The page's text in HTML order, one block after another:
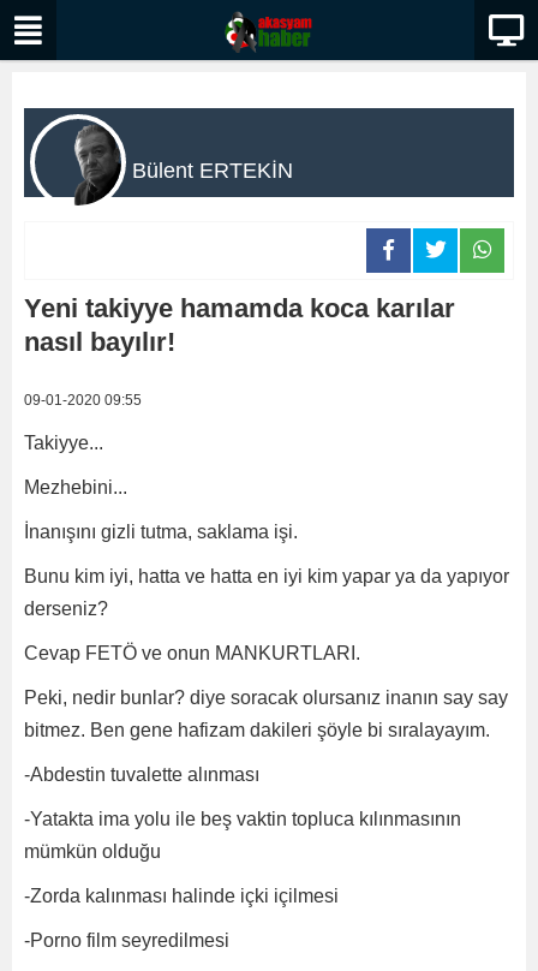
Bülent ERTEKİN
Yeni takiyye hamamda koca karılar
nasıl bayılır!
09-01-2020 09:55
Takiyye...
Mezhebini...
İnanışını gizli tutma, saklama işi.
Bunu kim iyi, hatta ve hatta en iyi kim yapar ya da yapıyor
derseniz?
Cevap FETÖ ve onun MANKURTLARI.
Peki, nedir bunlar? diye soracak olursanız inanın say say
bitmez. Ben gene hafizam dakileri şöyle bi sıralayayım.
-Abdestin tuvalette alınması
-Yatakta ima yolu ile beş vaktin topluca kılınmasının
mümkün olduğu
-Zorda kalınması halinde içki içilmesi
-Porno film seyredilmesi